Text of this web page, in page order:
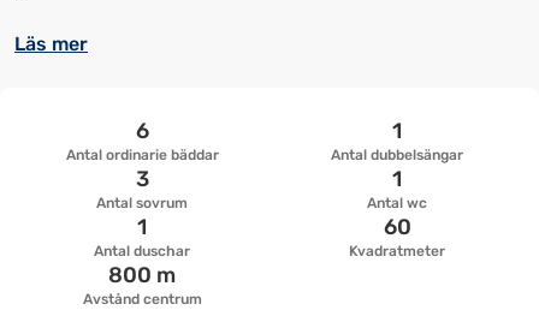
Läs mer
Antal ordinarie bäddar
6
Antal dubbelsängar
1
Antal sovrum
3
Antal wc
1
Antal duschar
1
Kvadratmeter
60
Avstånd centrum
800 m